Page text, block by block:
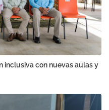
inclusiva con nuevas aulas y